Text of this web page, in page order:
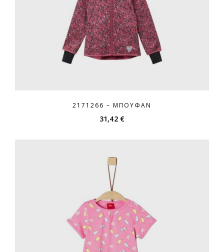
2171266 – ΜΠΟΥΦΆΝ
31,42 €